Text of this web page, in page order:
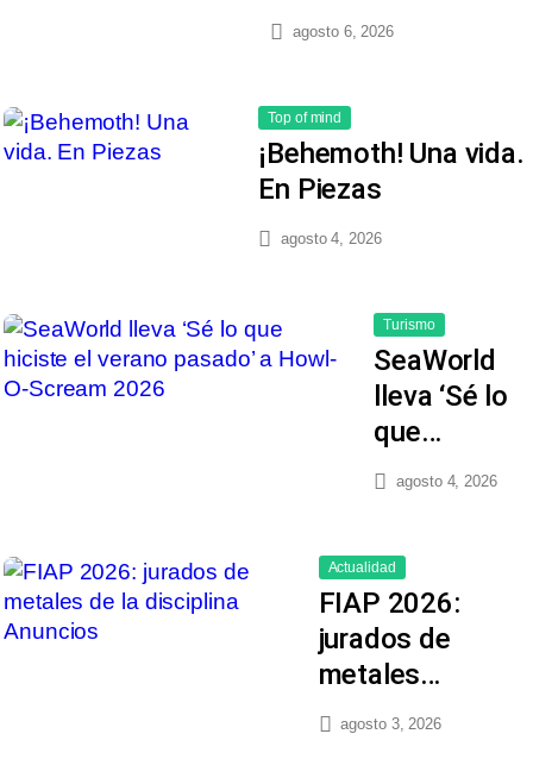
agosto 6, 2026
Top of mind
¡Behemoth! Una vida.
En Piezas
agosto 4, 2026
Turismo
SeaWorld
lleva ‘Sé lo
que…
agosto 4, 2026
Actualidad
FIAP 2026:
jurados de
metales…
agosto 3, 2026